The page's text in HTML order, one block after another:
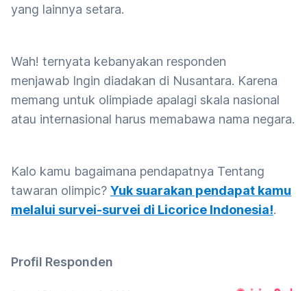
yang lainnya setara.
Wah! ternyata kebanyakan responden
menjawab Ingin diadakan di Nusantara. Karena
memang untuk olimpiade apalagi skala nasional
atau internasional harus memabawa nama negara.
Kalo kamu bagaimana pendapatnya Tentang
tawaran olimpic? Yuk suarakan pendapat kamu
melalui survei-survei di Licorice Indonesia!.
Profil Responden